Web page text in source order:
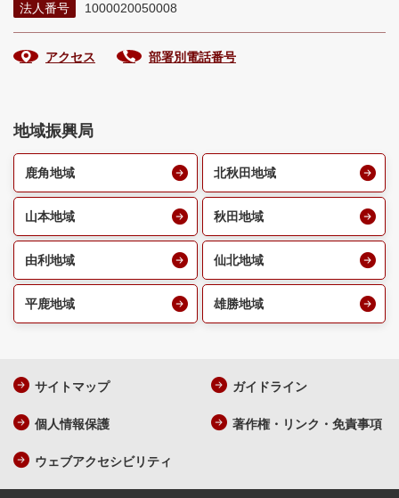
法人番号
1000020050008
アクセス 部署別電話番号
地域振興局
鹿角地域 北秋田地域
山本地域 秋田地域
由利地域 仙北地域
平鹿地域 雄勝地域
サイトマップ ガイドライン
個人情報保護 著作権・リンク・免責事項
ウェブアクセシビリティ